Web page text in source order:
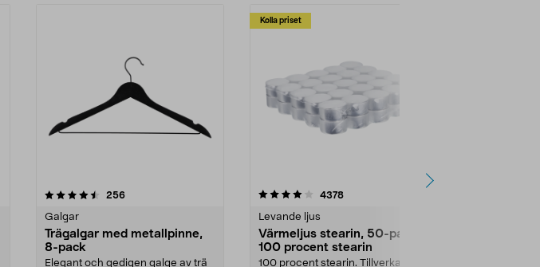
256recensioner
Galgar
Trägalgar med metallpinne,
8-pack
Elegant och gedigen galge av trä
Kolla priset
4.0av 5 stjärnor 4378recensioner
Levande ljus
Värmeljus stearin, 50-pack,
100 procent stearin
100 procent stearin. Tillverkade i
4.5av 5 stjärnor